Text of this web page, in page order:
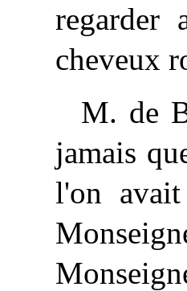
cheveux
M. de
jamais
l'on